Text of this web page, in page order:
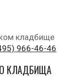
кладбище
966-46-46
КЛАДБИЩА